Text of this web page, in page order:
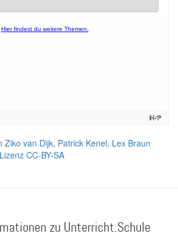
Ziko van Dijk, Patrick Kenel, Lex Braun
CC-BY-SA
zu Unterricht.Schule